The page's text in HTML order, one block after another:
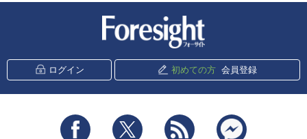
ログイン 初めての方 会員登録
Facebook Twitter RSS